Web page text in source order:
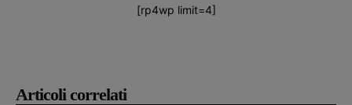
Articoli correlati
[rp4wp limit=4]